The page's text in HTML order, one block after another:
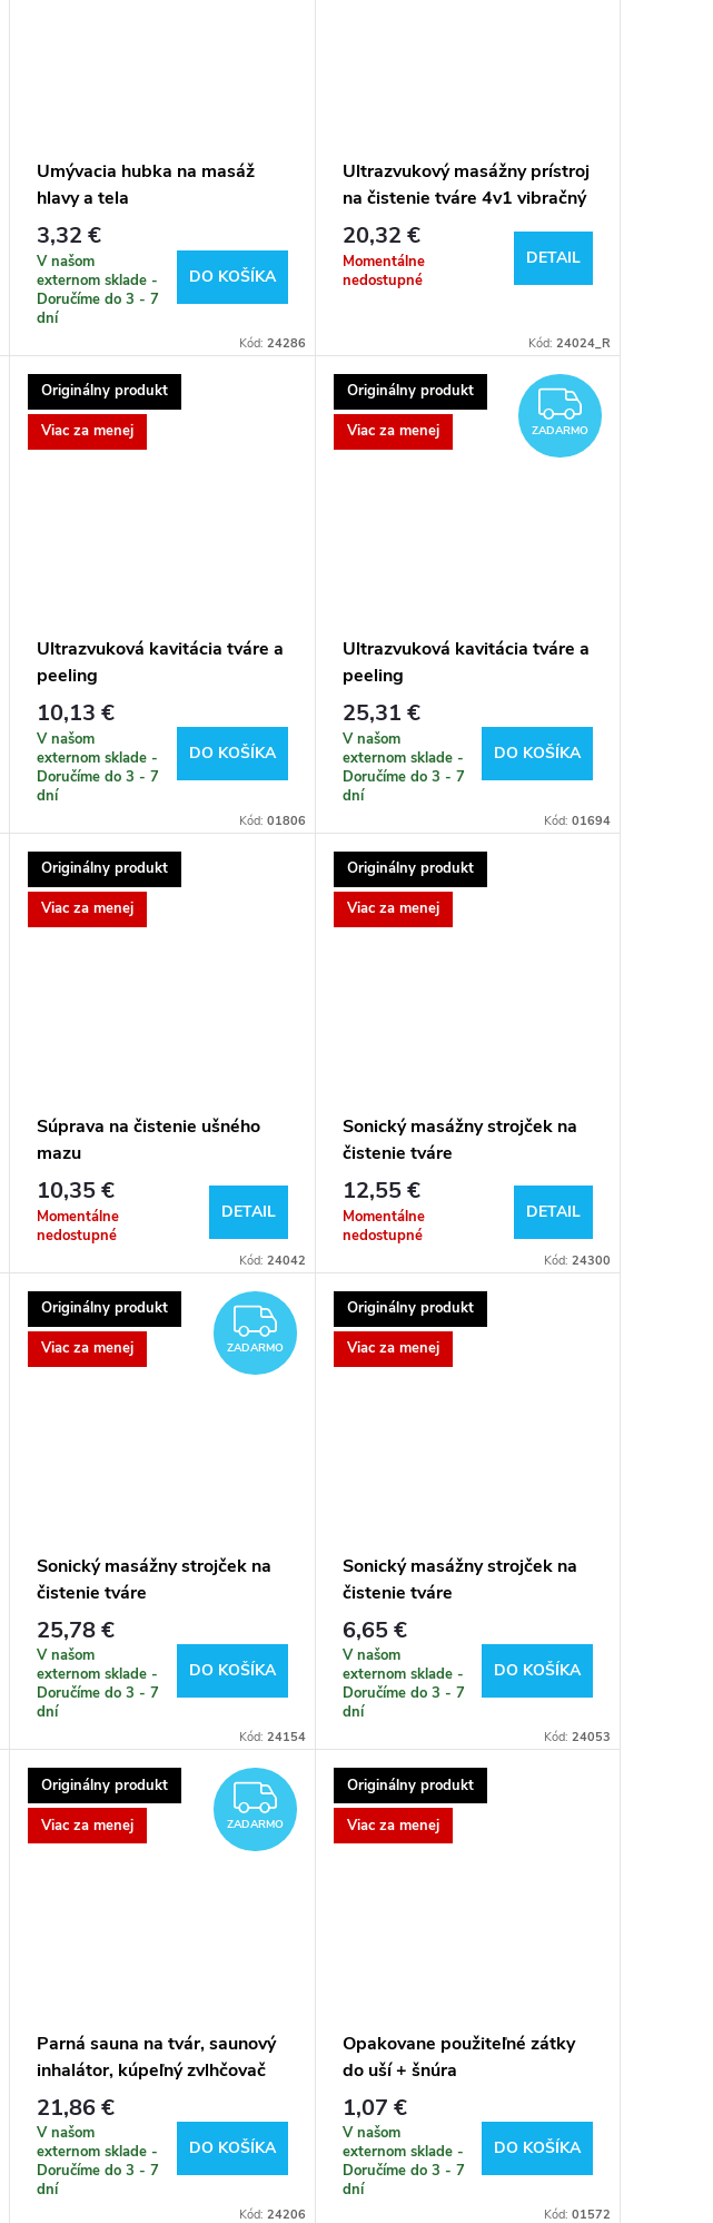
Umývacia hubka na masáž
hlavy a tela
3,32 €
V našom
externom sklade -
Doručíme do 3 - 7
dní
DO KOŠÍKA
Kód: 24286
Ultrazvukový masážny prístroj
na čistenie tváre 4v1 vibračný
4 liftingové režimy
20,32 €
Momentálne
nedostupné
DETAIL
Kód: 24024_R
Originálny produkt
Viac za menej
Ultrazvuková kavitácia tváre a
peeling
10,13 €
V našom
externom sklade -
Doručíme do 3 - 7
dní
DO KOŠÍKA
Kód: 01806
Originálny produkt
Viac za menej
ZADARMO
Ultrazvuková kavitácia tváre a
peeling
25,31 €
V našom
externom sklade -
Doručíme do 3 - 7
dní
DO KOŠÍKA
Kód: 01694
Originálny produkt
Viac za menej
Súprava na čistenie ušného
mazu
10,35 €
Momentálne
nedostupné
DETAIL
Kód: 24042
Originálny produkt
Viac za menej
Sonický masážny strojček na
čistenie tváre
12,55 €
Momentálne
nedostupné
DETAIL
Kód: 24300
Originálny produkt
Viac za menej
ZADARMO
ZADARMO
Sonický masážny strojček na
čistenie tváre
25,78 €
V našom
externom sklade -
Doručíme do 3 - 7
dní
DO KOŠÍKA
Kód: 24154
Originálny produkt
Viac za menej
Sonický masážny strojček na
čistenie tváre
6,65 €
V našom
externom sklade -
Doručíme do 3 - 7
dní
DO KOŠÍKA
Kód: 24053
Originálny produkt
Viac za menej
ZADARMO
ZADARMO
Parná sauna na tvár, saunový
inhalátor, kúpeľný zvlhčovač
21,86 €
V našom
externom sklade -
Doručíme do 3 - 7
dní
DO KOŠÍKA
Kód: 24206
Originálny produkt
Viac za menej
Opakovane použiteľné zátky
do uší + šnúra
1,07 €
V našom
externom sklade -
Doručíme do 3 - 7
dní
DO KOŠÍKA
Kód: 01572